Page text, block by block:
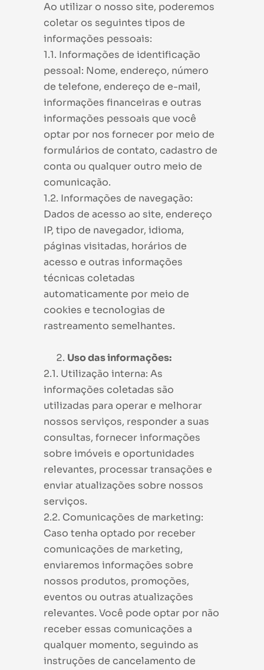
Ao utilizar o nosso site, poderemos
coletar os seguintes tipos de
informações pessoais:
1.1. Informações de identificação
pessoal: Nome, endereço, número
de telefone, endereço de e-mail,
informações financeiras e outras
informações pessoais que você
optar por nos fornecer por meio de
formulários de contato, cadastro de
conta ou qualquer outro meio de
comunicação.
1.2. Informações de navegação:
Dados de acesso ao site, endereço
IP, tipo de navegador, idioma,
páginas visitadas, horários de
acesso e outras informações
técnicas coletadas
automaticamente por meio de
cookies e tecnologias de
rastreamento semelhantes.
Uso das informações:
2.1. Utilização interna: As
informações coletadas são
utilizadas para operar e melhorar
nossos serviços, responder a suas
consultas, fornecer informações
sobre imóveis e oportunidades
relevantes, processar transações e
enviar atualizações sobre nossos
serviços.
2.2. Comunicações de marketing:
Caso tenha optado por receber
comunicações de marketing,
enviaremos informações sobre
nossos produtos, promoções,
eventos ou outras atualizações
relevantes. Você pode optar por não
receber essas comunicações a
qualquer momento, seguindo as
instruções de cancelamento de